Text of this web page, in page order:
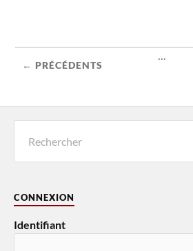
← PRÉCÉDENTS
...
CONNEXION
Identifiant